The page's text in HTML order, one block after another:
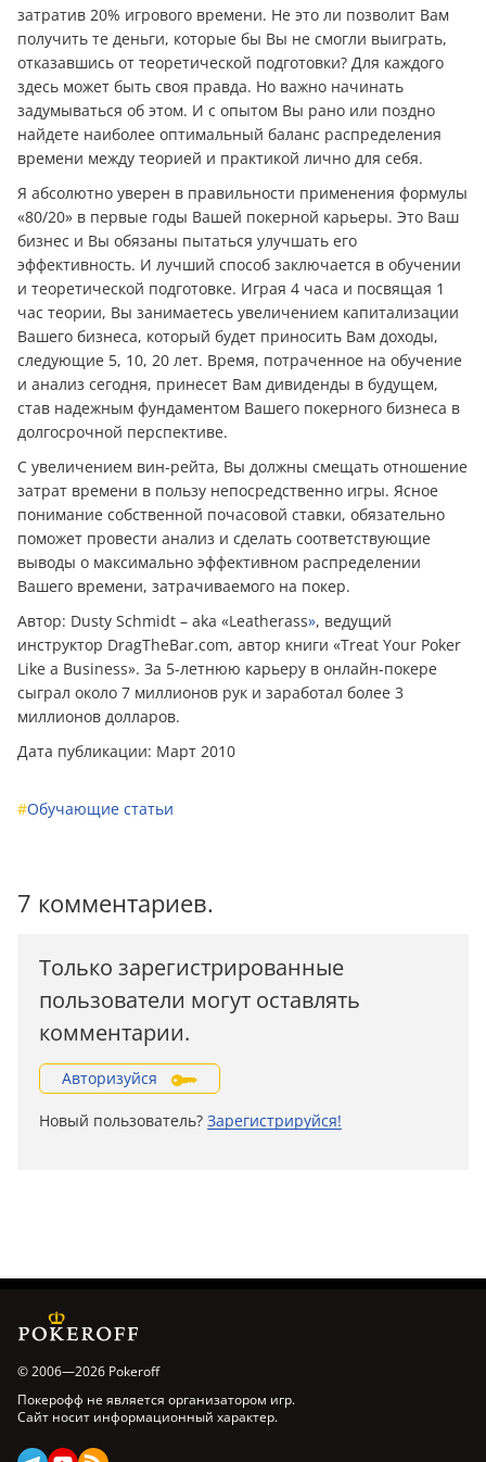
затратив 20% игрового времени. Не это ли позволит Вам
получить те дeньги, которые бы Вы не смогли выиграть,
отказавшись от теоретической подготовки? Для каждого
здесь может быть своя правда. Но важно начинать
задумываться об этом. И с опытом Вы рано или поздно
найдете наиболее оптимальный баланс распределения
времени между теорией и практикой лично для себя.
Я абсолютно уверен в правильности применения формулы
«80/20» в первые годы Вашей покерной карьеры. Это Ваш
бизнес и Вы обязаны пытаться улучшать его
эффективность. И лучший способ заключается в обучении
и теоретической подготовке. Играя 4 часа и посвящая 1
час теории, Вы занимаетесь увеличением капитализации
Вашего бизнеса, который будет приносить Вам доходы,
следующие 5, 10, 20 лет. Время, потраченное на обучение
и анализ сегодня, принесет Вам дивиденды в будущем,
став надежным фундаментом Вашего покерного бизнеса в
долгосрочной перспективе.
С увеличением вин-рейта, Вы должны смещать отношение
затрат времени в пользу непосредственно игры. Ясное
понимание собственной почасовой ставки, обязательно
поможет провести анализ и сделать соответствующие
выводы о максимально эффективном распределении
Вашего времени, затрачиваемого на покер.
Автор: Dusty Schmidt – aka «Leatherass», ведущий
инструктор DragTheBar.com, автор книги «Treat Your Poker
Like a Business». За 5-летнюю карьеру в онлайн-покере
сыграл около 7 миллионов рук и заработал более 3
миллионов долларов.
Дата публикации: Март 2010
#Обучающие статьи
7 комментариев.
Только зарегистрированные
пользователи могут оставлять
комментарии.
Авторизуйся
Новый пользователь? Зарегистрируйся!
© 2006—2026 Pokeroff
Покерофф не является организатором игр.
Сайт носит информационный характер.